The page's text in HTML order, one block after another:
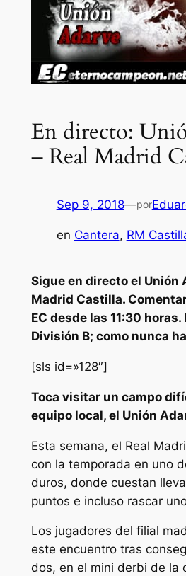
En directo:
– Real Madrid
Sep 9, 2018—por
en Cantera, RM
Sigue en directo el Unión
Madrid Castilla.
EC desde las 11:30 horas.
División B; como nunca
[sls id=»128″]
Toca visitar un campo
equipo local, el Unión
Esta semana, el Real
con la temporada en uno
duros, donde cuestan
puntos e incluso rascar
Los jugadores del filial
este encuentro tras
dos, en el mini derbi de la